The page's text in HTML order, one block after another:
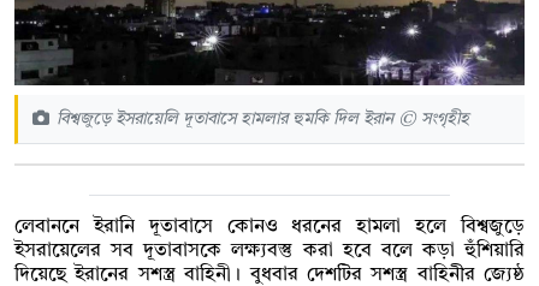
বিশ্বজুড়ে ইসরায়েলি দূতাবাসে হামলার হুমকি দিল ইরান © সংগৃহীহ
লেবাননে ইরানি দূতাবাসে কোনও ধরনের হামলা হলে বিশ্বজুড়ে
ইসরায়েলের সব দূতাবাসকে লক্ষ্যবস্তু করা হবে বলে কড়া হুঁশিয়ারি
দিয়েছে ইরানের সশস্ত্র বাহিনী। বুধবার দেশটির সশস্ত্র বাহিনীর জ্যেষ্ঠ